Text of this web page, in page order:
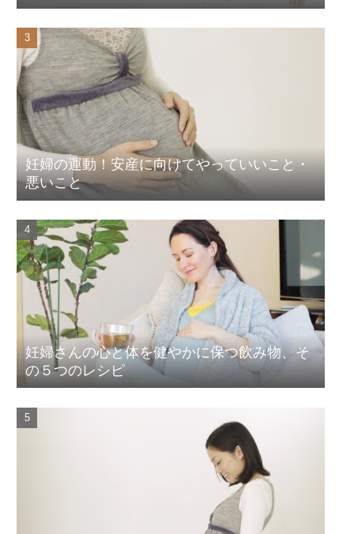
妊婦の運動！安産に向けてやっていいこと・
悪いこと
妊婦さんの心と体を健やかに保つ飲み物、そ
の５つのレシピ